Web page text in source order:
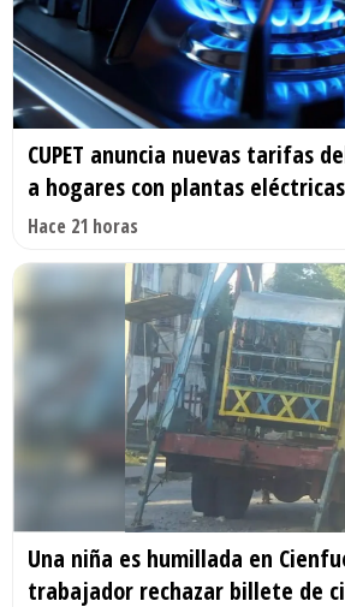
CUPET anuncia nuevas tarifas
a hogares con plantas eléctricas
Hace 21 horas
Una niña es humillada en
trabajador rechazar billete de